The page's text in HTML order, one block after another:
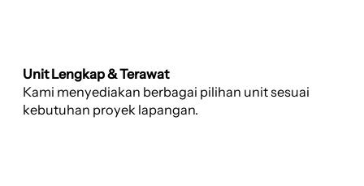
Unit Lengkap & Terawat
Kami menyediakan berbagai pilihan unit sesuai
kebutuhan proyek lapangan.